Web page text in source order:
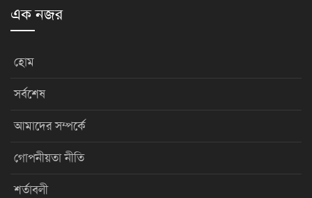
এক নজর
হোম
সর্বশেষ
আমাদের সম্পর্কে
গোপনীয়তা নীতি
শর্তাবলী